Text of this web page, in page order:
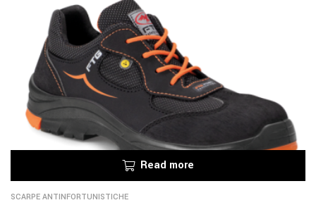
Read more
SCARPE ANTINFORTUNISTICHE